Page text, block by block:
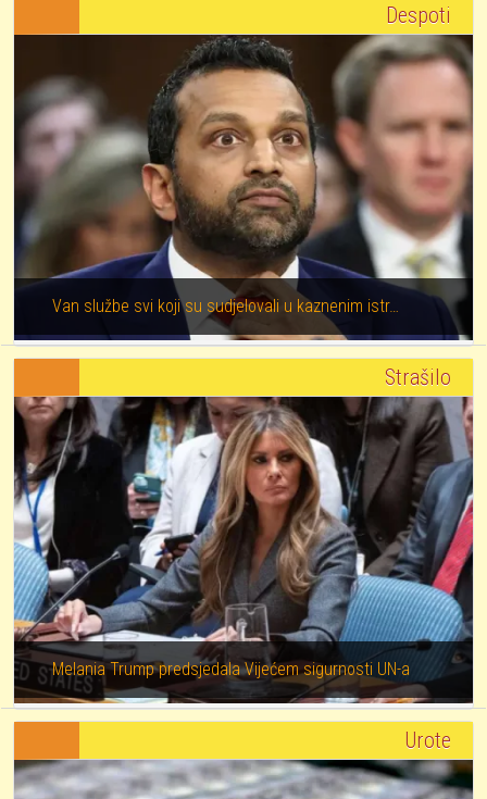
Despoti
Van službe svi koji su sudjelovali u kaznenim istr…
Strašilo
Melania Trump predsjedala Vijećem sigurnosti UN-a
Urote